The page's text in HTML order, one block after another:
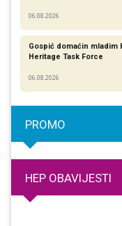
06.08.2026
Gospić domaćin mladim
Heritage Task Force
06.08.2026
PROMO
HEP OBAVIJESTI